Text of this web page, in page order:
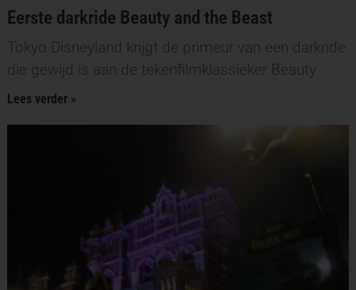
Eerste darkride Beauty and the Beast
Tokyo Disneyland krijgt de primeur van een darkride
die gewijd is aan de tekenfilmklassieker Beauty
Lees verder »